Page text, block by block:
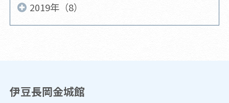
2019年（8）
伊豆長岡金城館